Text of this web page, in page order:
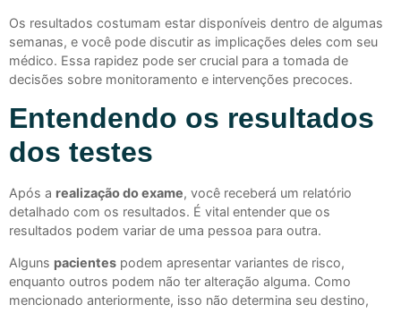
Os resultados costumam estar disponíveis dentro de algumas
semanas, e você pode discutir as implicações deles com seu
médico. Essa rapidez pode ser crucial para a tomada de
decisões sobre monitoramento e intervenções precoces.
Entendendo os resultados
dos testes
Após a realização do exame, você receberá um relatório
detalhado com os resultados. É vital entender que os
resultados podem variar de uma pessoa para outra.
Alguns pacientes podem apresentar variantes de risco,
enquanto outros podem não ter alteração alguma. Como
mencionado anteriormente, isso não determina seu destino,